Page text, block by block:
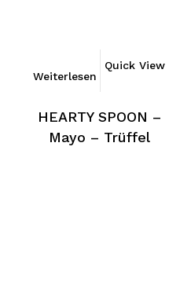
Weiterlesen
Quick View
HEARTY SPOON –
Mayo – Trüffel